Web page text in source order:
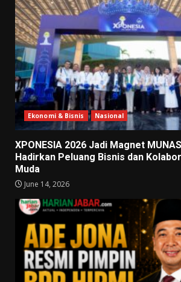
Ekonomi & Bisnis Nasional
XPONESIA 2026 Jadi Magnet
Hadirkan Peluang Bisnis dan
Muda
June 14, 2026